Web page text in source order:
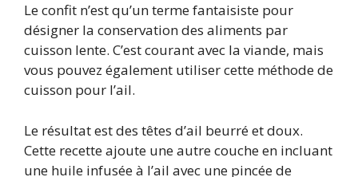
Le confit n’est qu’un terme fantaisiste pour
désigner la conservation des aliments par
cuisson lente. C’est courant avec la viande, mais
vous pouvez également utiliser cette méthode de
cuisson pour l’ail.
Le résultat est des têtes d’ail beurré et doux.
Cette recette ajoute une autre couche en incluant
une huile infusée à l’ail avec une pincée de